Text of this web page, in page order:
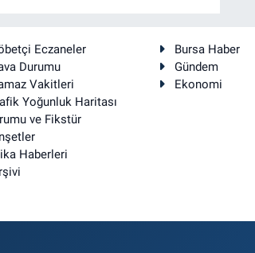
Eczaneler
Durumu
Vakitleri
Yoğunluk Haritası
ve Fikstür
Haberleri
Bursa Haber
Gündem
Ekonomi